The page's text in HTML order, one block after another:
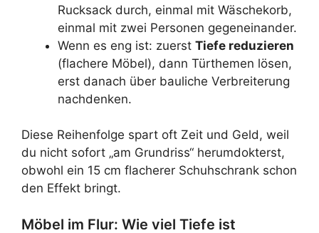
Rucksack durch, einmal mit Wäschekorb,
einmal mit zwei Personen gegeneinander.
Wenn es eng ist: zuerst Tiefe reduzieren
(flachere Möbel), dann Türthemen lösen,
erst danach über bauliche Verbreiterung
nachdenken.
Diese Reihenfolge spart oft Zeit und Geld, weil
du nicht sofort „am Grundriss“ herumdokterst,
obwohl ein 15 cm flacherer Schuhschrank schon
den Effekt bringt.
Möbel im Flur: Wie viel Tiefe ist